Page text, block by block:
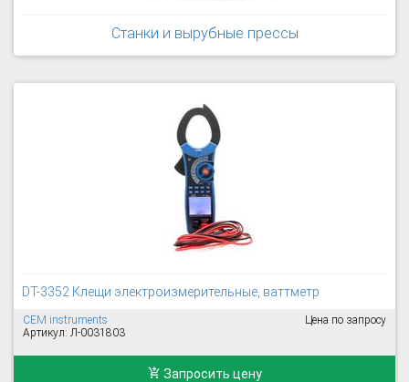
Станки и вырубные прессы
DT-3352 Клещи электроизмерительные, ваттметр
CEM instruments
Артикул: Л-0031803
Цена по запросу
Запросить цену